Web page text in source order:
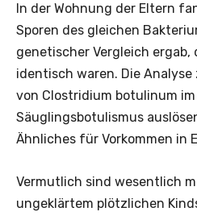
In der Wohnung der Eltern
Sporen des gleichen
genetischer Vergleich ergab,
identisch waren. Die Analyse
von Clostridium botulinum
Säuglingsbotulismus
Ähnliches für Vorkommen in
Vermutlich sind wesentlich
ungeklärtem plötzlichen